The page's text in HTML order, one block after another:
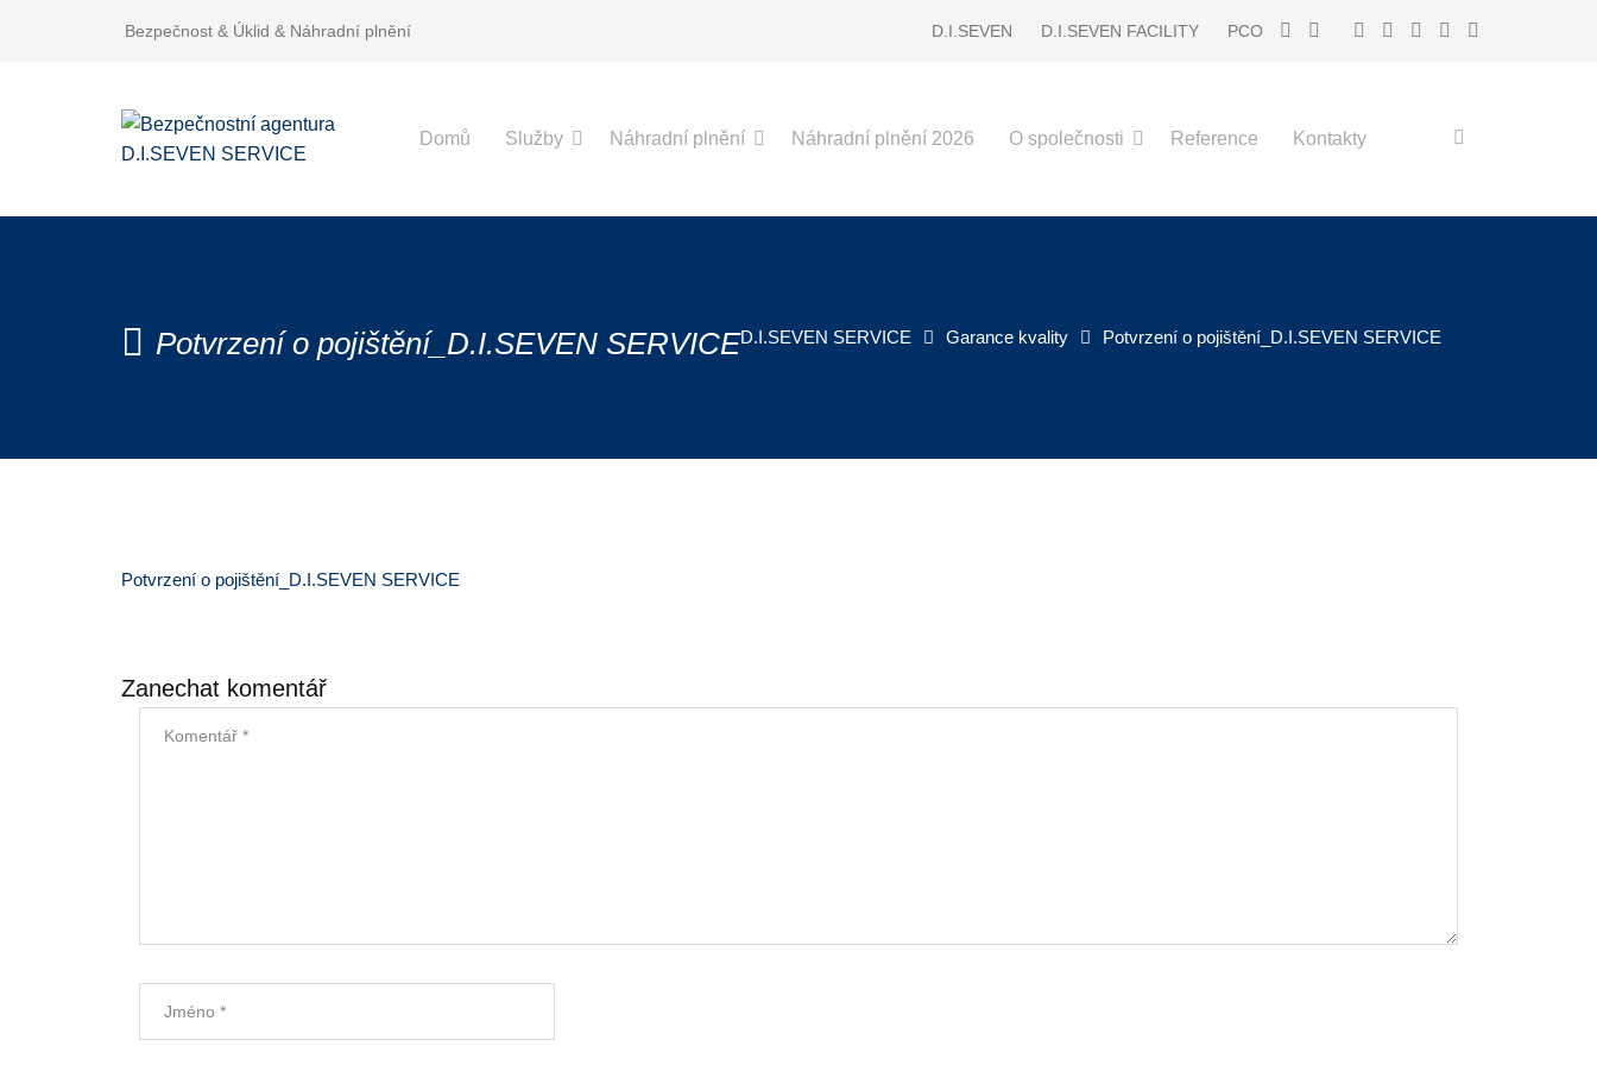
Bezpečnost & Úklid & Náhradní plnění D.I.SEVEN D.I.SEVEN FACILITY PCO
Domů Služby Náhradní plnění Náhradní plnění 2026 O společnosti Reference Kontakty
Potvrzení o pojištění_D.I.SEVEN SERVICED.I.SEVEN SERVICE Garance kvality Potvrzení o pojištění_D.I.SEVEN SERVICE
Potvrzení o pojištění_D.I.SEVEN SERVICE
Zanechat komentář